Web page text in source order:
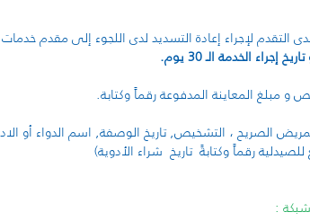
التقدم لإجراء إعادة التسديد لدى اللجوء إلى مقدم
الخدمة الـ 30 يوم.
: